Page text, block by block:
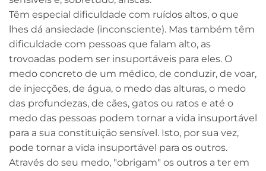
Têm especial dificuldade com ruídos altos, o que
lhes dá ansiedade (inconsciente). Mas também têm
dificuldade com pessoas que falam alto, as
trovoadas podem ser insuportáveis para eles. O
medo concreto de um médico, de conduzir, de voar,
de injecções, de água, o medo das alturas, o medo
das profundezas, de cães, gatos ou ratos e até o
medo das pessoas podem tornar a vida insuportável
para a sua constituição sensível. Isto, por sua vez,
pode tornar a vida insuportável para os outros.
Através do seu medo, "obrigam" os outros a ter em